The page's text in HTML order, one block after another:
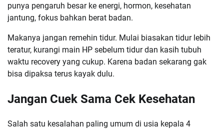
punya pengaruh besar ke energi, hormon, kesehatan
jantung, fokus bahkan berat badan.
Makanya jangan remehin tidur. Mulai biasakan tidur lebih
teratur, kurangi main HP sebelum tidur dan kasih tubuh
waktu recovery yang cukup. Karena badan sekarang gak
bisa dipaksa terus kayak dulu.
Jangan Cuek Sama Cek Kesehatan
Salah satu kesalahan paling umum di usia kepala 4